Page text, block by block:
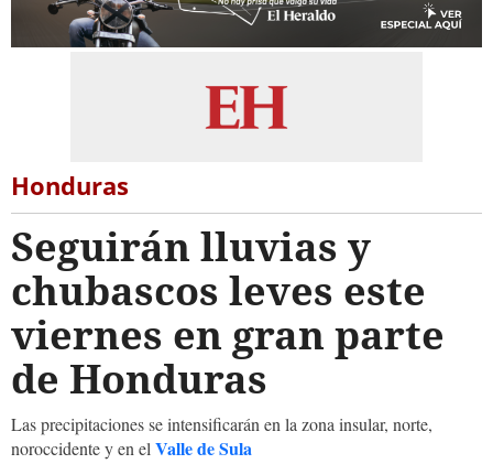
Honduras
Seguirán lluvias y
chubascos leves este
viernes en gran parte
de Honduras
Las precipitaciones se intensificarán en la zona insular, norte,
noroccidente y en el Valle de Sula